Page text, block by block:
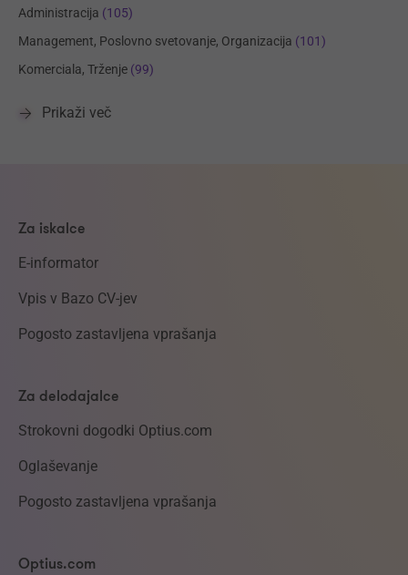
Administracija (105)
Management, Poslovno svetovanje, Organizacija (101)
Komerciala, Trženje (99)
Prikaži več
Za iskalce
E-informator
Vpis v Bazo CV-jev
Pogosto zastavljena vprašanja
Za delodajalce
Strokovni dogodki Optius.com
Oglaševanje
Pogosto zastavljena vprašanja
Optius.com